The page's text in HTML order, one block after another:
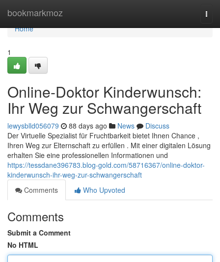
bookmarkmoz
Home
Home
1
Online-Doktor Kinderwunsch:
Ihr Weg zur Schwangerschaft
lewysblld056079 88 days ago News
Discuss
Der Virtuelle Spezialist für Fruchtbarkeit bietet Ihnen Chance ,
Ihren Weg zur Elternschaft zu erfüllen . Mit einer digitalen Lösung
erhalten Sie eine professionellen Informationen und
https://tessdane396783.blog-gold.com/58716367/online-doktor-
kinderwunsch-ihr-weg-zur-schwangerschaft
Comments
Who Upvoted
Comments
Submit a Comment
No HTML